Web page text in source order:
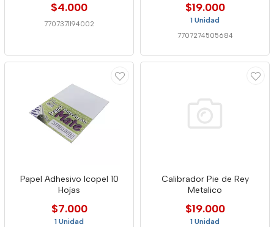
$4.000
7707371194002
$19.000
1 Unidad
7707274505684
Papel Adhesivo Icopel 10
Hojas
$7.000
1 Unidad
Calibrador Pie de Rey
Metalico
$19.000
1 Unidad